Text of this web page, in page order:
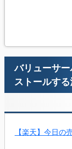
バリューサ
ストールす
【楽天】今日の